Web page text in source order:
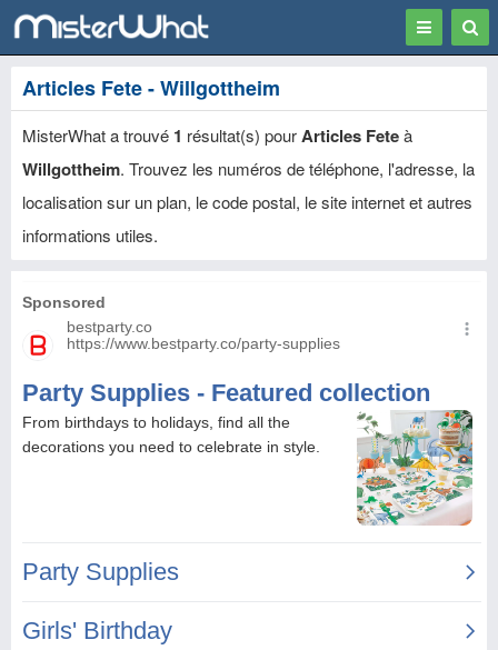
Toggle
Articles Fete - Willgottheim
MisterWhat a trouvé 1 résultat(s) pourArticles Feteà
Willgottheim. Trouvez les numéros de téléphone, l'adresse, la
localisation sur un plan, le code postal, le site internet et autres
informations utiles.